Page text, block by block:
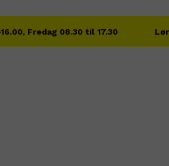
Fredag 08.30 til 17.30